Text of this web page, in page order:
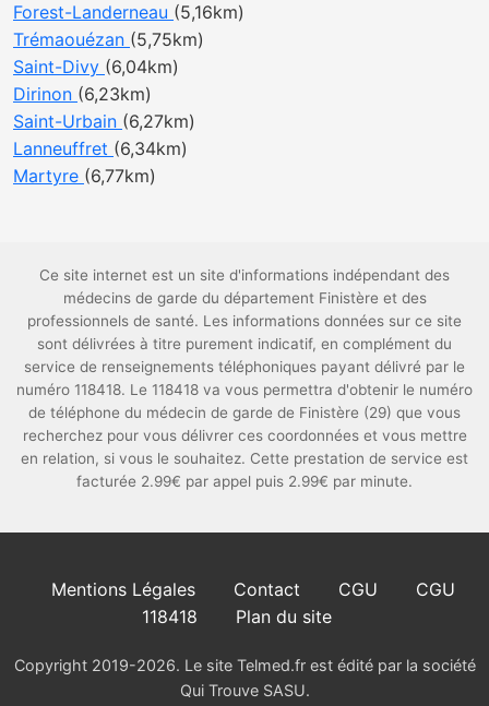
Forest-Landerneau (5,16km)
Trémaouézan (5,75km)
Saint-Divy (6,04km)
Dirinon (6,23km)
Saint-Urbain (6,27km)
Lanneuffret (6,34km)
Martyre (6,77km)
Ce site internet est un site d'informations indépendant des
médecins de garde du département Finistère et des
professionnels de santé. Les informations données sur ce site
sont délivrées à titre purement indicatif, en complément du
service de renseignements téléphoniques payant délivré par le
numéro 118418. Le 118418 va vous permettra d'obtenir le numéro
de téléphone du médecin de garde de Finistère (29) que vous
recherchez pour vous délivrer ces coordonnées et vous mettre
en relation, si vous le souhaitez. Cette prestation de service est
facturée 2.99€ par appel puis 2.99€ par minute.
Mentions Légales Contact CGU
CGU
118418
Plan du site
Copyright 2019-2026. Le site Telmed.fr est édité par la société
Qui Trouve SASU.